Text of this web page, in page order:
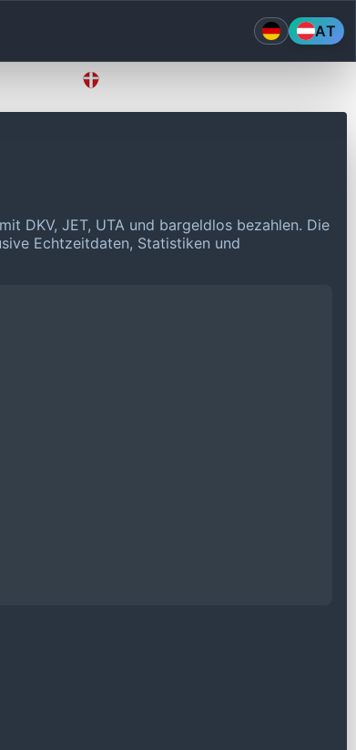
AT
DKV, JET, UTA und bargeldlos bezahlen. Die
Echtzeitdaten, Statistiken und